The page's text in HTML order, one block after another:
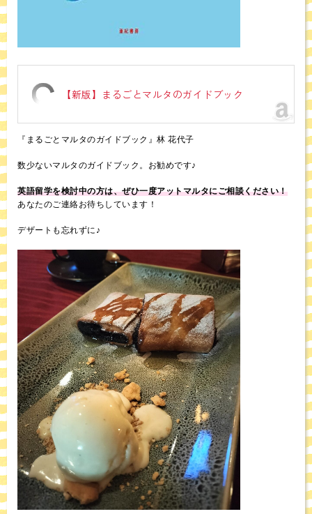
【新版】まるごとマルタのガイドブック
『まるごとマルタのガイドブック』林 花代子
数少ないマルタのガイドブック。お勧めです♪
英語留学を検討中の方は、ぜひ一度アットマルタにご相談ください！
あなたのご連絡お待ちしています！
デザートも忘れずに♪